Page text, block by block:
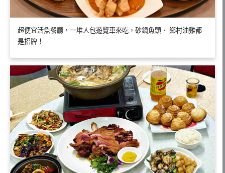
超便宜活魚餐廳，一堆人包遊覽車來吃，砂鍋魚頭、 鄉村油雞都
是招牌！